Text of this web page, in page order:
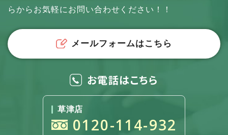
らからお気軽にお問い合わせください！！
メールフォームはこちら
お電話はこちら
草津店
0120-114-932